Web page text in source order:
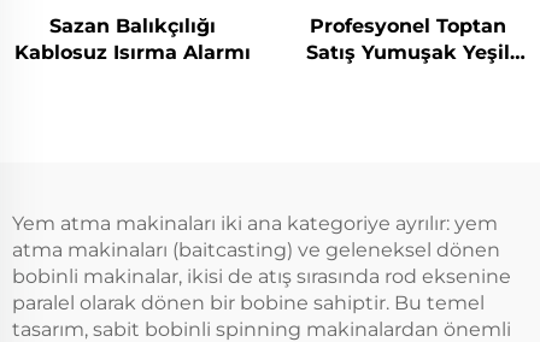
Sazan Balıkçılığı
Kablosuz Isırma Alarmı
Profesyonel Toptan
Satış Yumuşak Yeşil
Yem atma makinaları iki ana kategoriye ayrılır: yem
atma makinaları (baitcasting) ve geleneksel dönen
bobinli makinalar, ikisi de atış sırasında rod eksenine
paralel olarak dönen bir bobine sahiptir. Bu temel
tasarım, sabit bobinli spinning makinalardan önemli